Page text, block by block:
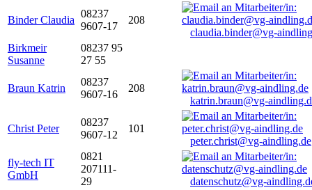
Binder Claudia
08237
9607-17
208
claudia.binder@vg-
Birkmeir
Susanne
08237 95
27 55
Braun Katrin
08237
9607-16
208
katrin.braun@vg-
Christ Peter
08237
9607-12
101
peter.christ@vg-aindling.de
fly-tech IT
GmbH
0821
207111-
29
datenschutz@vg-